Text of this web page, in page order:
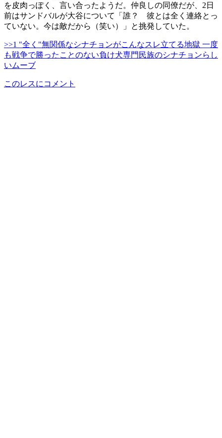
を皮肉っぽく、言い合ったようだ。仲良しの同僚だが、2日
前はサンドバルが大谷について「誰？ 彼とは全く連絡とっ
ていない。今は敵だから（笑い）」と挑発していた。
>>1 "全く"無関係なシナチョンがこんなスレ立てる地獄 一度
も戦争で勝ったことのない負け犬専門民族のシナチョンらし
いムーブ
このレスにコメント